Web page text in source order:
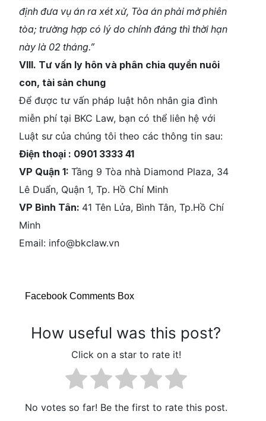
định đưa vụ án ra xét xử, Tòa án phải mở phiên
tòa; trường hợp có lý do chính đáng thì thời hạn
này là 02 tháng.”
VIII. Tư vấn ly hôn và phân chia quyền nuôi
con, tài sản chung
Để được tư vấn pháp luật hôn nhân gia đình
miễn phí tại BKC Law, bạn có thể liên hệ với
Luật sư của chúng tôi theo các thông tin sau:
Điện thoại : 0901 3333 41
VP Quận 1: Tầng 9 Tòa nhà Diamond Plaza, 34
Lê Duẩn, Quận 1, Tp. Hồ Chí Minh
VP Bình Tân: 41 Tên Lửa, Bình Tân, Tp.Hồ Chí
Minh
Email: info@bkclaw.vn
Facebook Comments Box
How useful was this post?
Click on a star to rate it!
No votes so far! Be the first to rate this post.